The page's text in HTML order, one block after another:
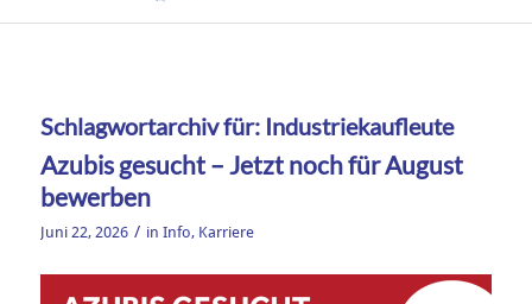
Schlagwortarchiv für: Industriekaufleute
Azubis gesucht – Jetzt noch für August
bewerben
Juni 22, 2026 / in Info, Karriere